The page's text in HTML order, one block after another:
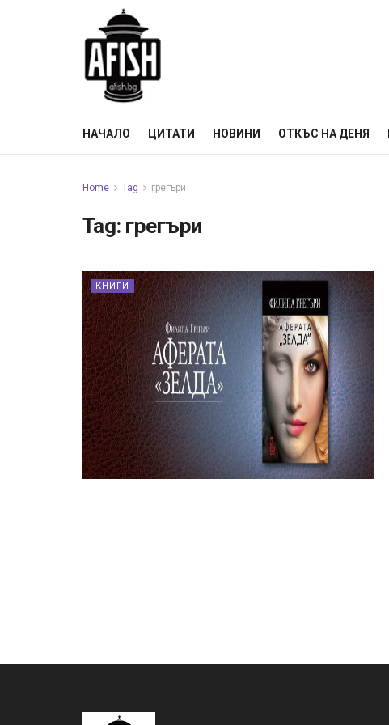
НАЧАЛО ЦИТАТИ НОВИНИ ОТКЪС НА ДЕНЯ
Home Tag грегъри
Tag: грегъри
КНИГИ